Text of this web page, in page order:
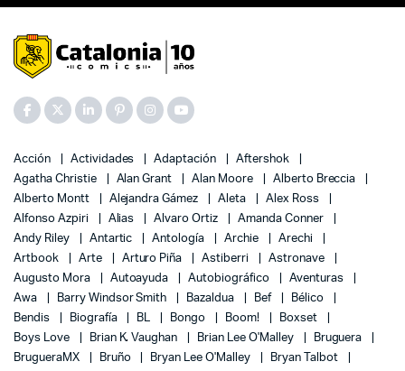
Acción Actividades Adaptación
Aftershok
Agatha Christie
Alan Grant Alan Moore
Alberto Breccia
Alberto Montt
Alejandra Gámez Aleta
Alex Ross
Alfonso Azpiri
Alias Alvaro Ortiz
Amanda Conner
Andy Riley
Antartic Antología Archie
Arechi
Artbook
Arte Arturo Piña Astiberri
Astronave
Augusto Mora
Autoayuda Autobiográfico
Aventuras
Awa
Barry Windsor Smith Bazaldua Bef
Bélico
Bendis
Biografía BL Bongo Boom!
Boxset
Boys Love
Brian K. Vaughan Brian Lee O'Malley
Bruguera
BrugueraMX
Bruño Bryan Lee O'Malley
Bryan Talbot